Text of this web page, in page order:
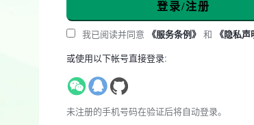
登录/注册
我已阅读并同意 《服务条例》 和 《隐私声
或使用以下帐号直接登录:
未注册的手机号码在验证后将自动登录。